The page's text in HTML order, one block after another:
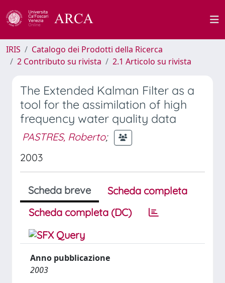
IRIS
Catalogo dei Prodotti della Ricerca
2 Contributo su rivista
2.1 Articolo su rivista
The Extended Kalman Filter as a
tool for the assimilation of high
frequency water quality data
PASTRES, Roberto;
2003
Scheda breve
Scheda completa
Scheda completa (DC)
Anno pubblicazione
2003